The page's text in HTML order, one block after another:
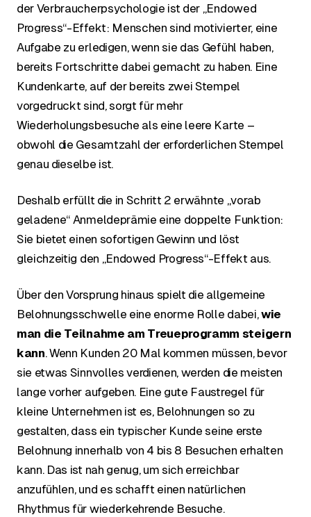
der Verbraucherpsychologie ist der „Endowed
Progress“-Effekt: Menschen sind motivierter, eine
Aufgabe zu erledigen, wenn sie das Gefühl haben,
bereits Fortschritte dabei gemacht zu haben. Eine
Kundenkarte, auf der bereits zwei Stempel
vorgedruckt sind, sorgt für mehr
Wiederholungsbesuche als eine leere Karte –
obwohl die Gesamtzahl der erforderlichen Stempel
genau dieselbe ist.
Deshalb erfüllt die in Schritt 2 erwähnte „vorab
geladene“ Anmeldeprämie eine doppelte Funktion:
Sie bietet einen sofortigen Gewinn und löst
gleichzeitig den „Endowed Progress“-Effekt aus.
Über den Vorsprung hinaus spielt die allgemeine
Belohnungsschwelle eine enorme Rolle dabei,wie
man die Teilnahme am Treueprogramm steigern
kann. Wenn Kunden 20 Mal kommen müssen, bevor
sie etwas Sinnvolles verdienen, werden die meisten
lange vorher aufgeben. Eine gute Faustregel für
kleine Unternehmen ist es, Belohnungen so zu
gestalten, dass ein typischer Kunde seine erste
Belohnung innerhalb von 4 bis 8 Besuchen erhalten
kann. Das ist nah genug, um sich erreichbar
anzufühlen, und es schafft einen natürlichen
Rhythmus für wiederkehrende Besuche.